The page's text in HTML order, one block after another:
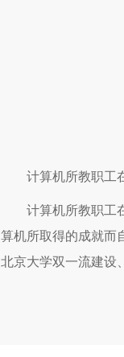
计算机所教职工
计算机所教职工
算机所取得的成就而
北京大学双一流建设